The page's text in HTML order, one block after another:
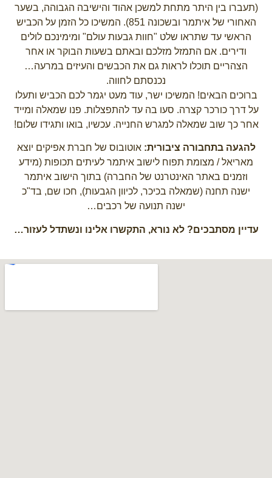
(תעברו בין היתר מתחת למשכן אהוד והישיבה הגבוהה, בשער
האחורי של איתמר ובשכונה 851). המשיכו כל הזמן על הכביש
הראשי עד שתראו שלט "חוות גבעות עולם" ומימינכם לולים
ודירים. אם התמזל מזלכם ובאתם בשעות הבוקר או אחר
הצהריים תוכלו לראות גם את הכבשים והעיזים במרעה…
נכנסתם לחווה.
ברוכים הבאים! המשיכו ישר, עוד מעט יגמר לכם הכביש ותעלו
על דרך כורכר קצרה. סעו בה עד להתפצלות. פנו שמאלה ומייד
אחר כך שוב שמאלה למגרש החנייה. עכשיו, בואו ותגידו שלום!
להגעה בתחבורה ציבורית: אוטובוס של חברת אפיקים יוצא
מאריאל / מצומת תפוח לישוב איתמר לעיתים תכופות (מידע
וזמנים באתר האינטרנט של החברה) בתוך הישוב איתמר
ישנה תחנה (שמאלה בכיכר, לכיוון הגבעות), חכו שם, בד"כ
ישנה תנועה של רכבים…
עדיין מסתבכים? לא נורא, התקשרו אלינו ונשתדל לעזור…